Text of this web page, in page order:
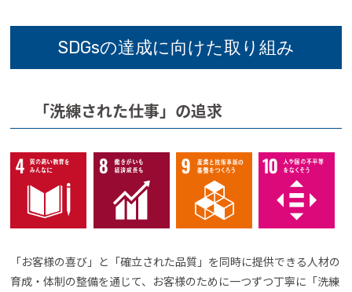
SDGsの達成に向けた取り組み
「洗練された仕事」の追求
「お客様の喜び」と「確立された品質」を同時に提供できる人材の
育成・体制の整備を通じて、お客様のために一つずつ丁寧に「洗練